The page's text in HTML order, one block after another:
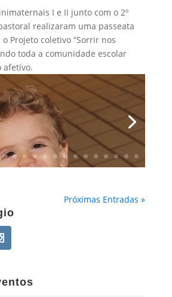
I e II junto com o 2º
realizaram uma passeata
Projeto coletivo “Sorrir nos
toda a comunidade escolar
afetivo.
Próximas Entradas »